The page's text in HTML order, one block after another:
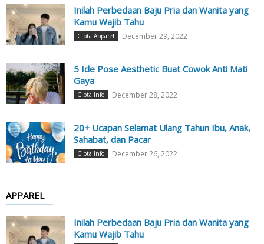
Inilah Perbedaan Baju Pria dan Wanita yang
Kamu Wajib Tahu
Cipta Apparel December 29, 2022
5 Ide Pose Aesthetic Buat Cowok Anti Mati
Gaya
Cipta Info December 28, 2022
20+ Ucapan Selamat Ulang Tahun Ibu, Anak,
Sahabat, dan Pacar
Cipta Info December 26, 2022
APPAREL
Inilah Perbedaan Baju Pria dan Wanita yang
Kamu Wajib Tahu